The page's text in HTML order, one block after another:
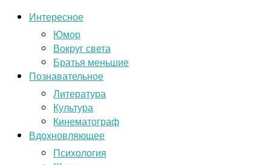
Интересное
Юмор
Вокруг света
Братья меньшие
Познавательное
Литература
Культура
Кинематограф
Вдохновляющее
Психология